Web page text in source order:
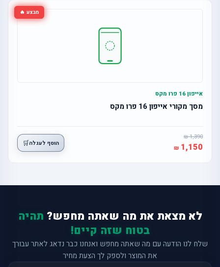
מבצע 🔥
אייפון 16 פרו מקס
מסך מקורי אייפון 16 פרו מקס
1,390
1,150 הוסף לעגלה🛒
לא מצאת את מה שאתה מחפש? תהיה
בטוח שזה קיים!
שלח לנו הודעה עם מה שאתה מחפש ואנחנו כבר נדאג לאתר עבורך
את המוצר ולספק לך הצעת מחיר